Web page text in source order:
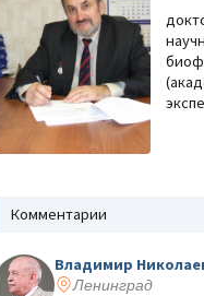
Комментарии
Владимир
Ленинград